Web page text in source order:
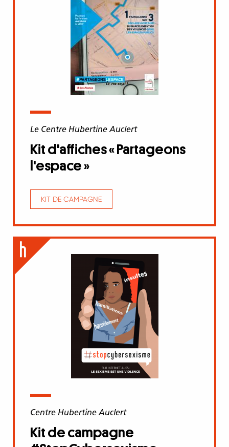
Le Centre Hubertine Auclert
Kit d'affiches « Partageons
l'espace »
KIT DE CAMPAGNE
Centre Hubertine Auclert
Kit de campagne